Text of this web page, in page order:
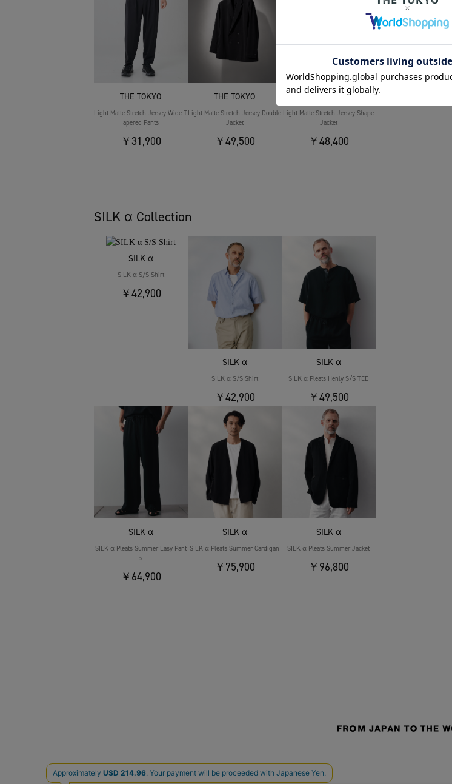
THE TOKYO
Light Matte Stretch Jersey Wide T
apered Pants
￥31,900
THE TOKYO
Light Matte Stretch Jersey Double
Jacket
￥49,500
THE TOKYO
Light Matte Stretch Jersey Shape
Jacket
￥48,400
SILK α Collection
SILK α
SILK α S/S Shirt
￥42,900
SILK α
SILK α S/S Shirt
￥42,900
SILK α
SILK α Pleats Henly S/S TEE
￥49,500
SILK α
SILK α Pleats Summer Easy Pant
s
￥64,900
SILK α
SILK α Pleats Summer Cardigan
￥75,900
SILK α
SILK α Pleats Summer Jacket
￥96,800